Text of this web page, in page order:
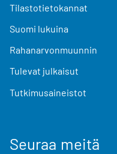
Tilastotietokannat
Suomi lukuina
Rahanarvonmuunnin
Tulevat julkaisut
Tutkimusaineistot
Seuraa meitä